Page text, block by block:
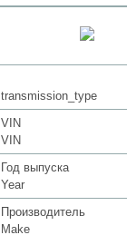
transmission_type
VIN
VIN
Год выпуска
Year
Производитель
Make